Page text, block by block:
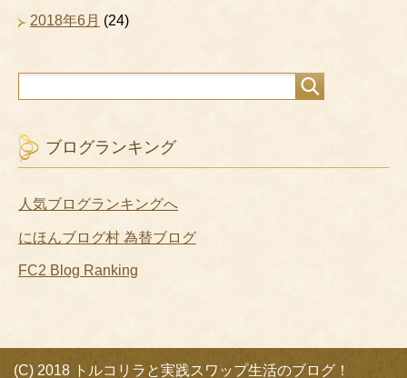
2018年6月 (24)
ブログランキング
人気ブログランキングへ
にほんブログ村 為替ブログ
FC2 Blog Ranking
(C) 2018 トルコリラと実践スワップ生活のブログ！